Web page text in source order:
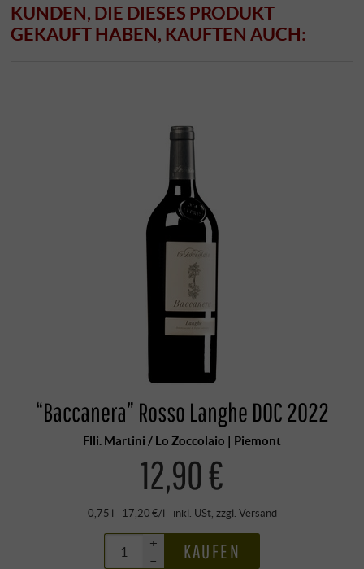
KUNDEN, DIE DIESES PRODUKT
GEKAUFT HABEN, KAUFTEN AUCH:
“Baccanera” Rosso Langhe DOC 2022
Flli. Martini / Lo Zoccolaio | Piemont
12,90 €
0,75 l · 17,20 €/l · inkl. USt, zzgl. Versand
+
–
KAUFEN